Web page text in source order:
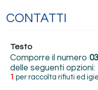
CONTATTI
Testo
Comporre il numero
delle seguenti opzioni:
1 per raccolta rifiuti ed